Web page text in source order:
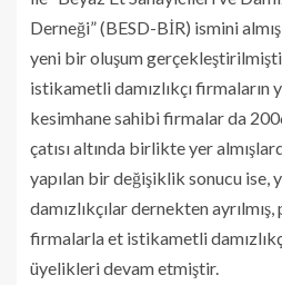
Derneği” (BESD-BİR) ismini
yeni bir oluşum
istikametli damızlıkçı firmaların
kesimhane sahibi firmalar da
çatısı altında birlikte yer
yapılan bir değişiklik sonucu ise,
damızlıkçılar dernekten
firmalarla et istikametli
üyelikleri devam etmiştir.